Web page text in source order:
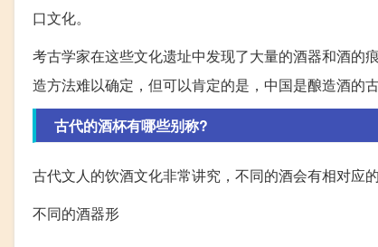
口文化。
考古学家在这些文化遗址中发现了大量的酒器和酒的
造方法难以确定，但可以肯定的是，中国是酿造酒的古
古代的酒杯有哪些别称?
古代文人的饮酒文化非常讲究，不同的酒会有相对应
不同的酒器形